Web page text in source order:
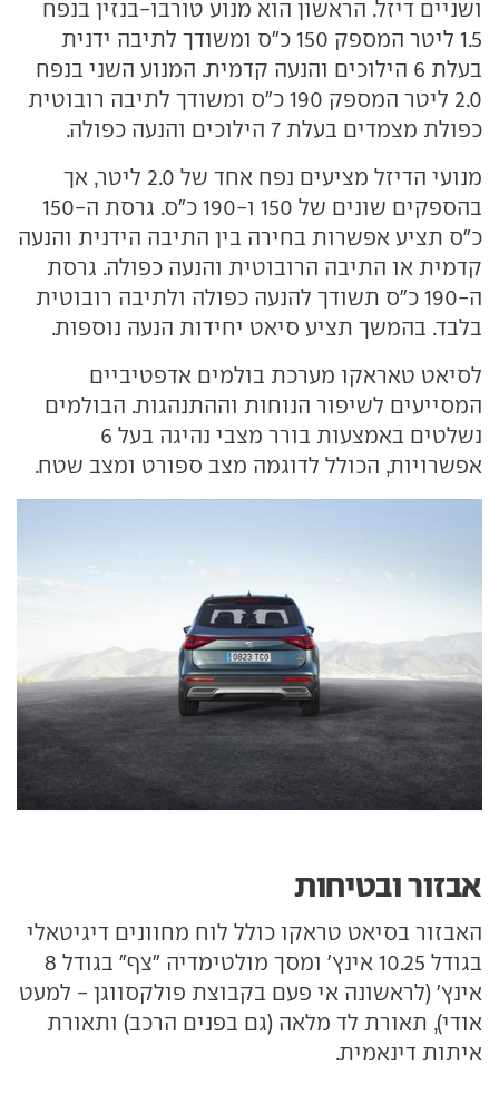
ושניים דיזל. הראשון הוא מנוע טורבו-בנזין בנפח
1.5 ליטר המספק 150 כ"ס ומשודך לתיבה ידנית
בעלת 6 הילוכים והנעה קדמית. המנוע השני בנפח
2.0 ליטר המספק 190 כ"ס ומשודך לתיבה רובוטית
כפולת מצמדים בעלת 7 הילוכים והנעה כפולה.
מנועי הדיזל מציעים נפח אחד של 2.0 ליטר, אך
בהספקים שונים של 150 ו-190 כ"ס. גרסת ה-150
כ"ס תציע אפשרות בחירה בין התיבה הידנית והנעה
קדמית או התיבה הרובוטית והנעה כפולה. גרסת
ה-190 כ"ס תשודך להנעה כפולה ולתיבה רובוטית
בלבד. בהמשך תציע סיאט יחידות הנעה נוספות.
לסיאט טאראקו מערכת בולמים אדפטיביים
המסייעים לשיפור הנוחות וההתנהגות. הבולמים
נשלטים באמצעות בורר מצבי נהיגה בעל 6
אפשרויות, הכולל לדוגמה מצב ספורט ומצב שטח.
אבזור ובטיחות
האבזור בסיאט טראקו כולל לוח מחוונים דיגיטאלי
בגודל 10.25 אינץ' ומסך מולטימדיה "צף" בגודל 8
אינץ' (לראשונה אי פעם בקבוצת פולקסווגן - למעט
אודי), תאורת לד מלאה (גם בפנים הרכב) ותאורת
איתות דינאמית.